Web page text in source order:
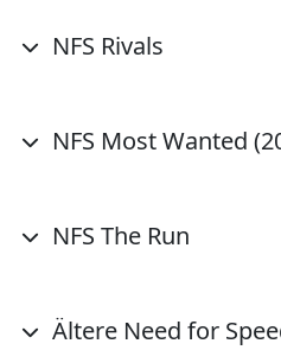
NFS Rivals
NFS Most Wanted
NFS The Run
Ältere Need for